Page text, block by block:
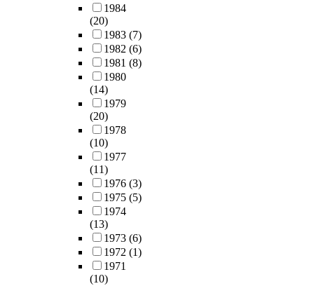
1984
(20)
1983 (7)
1982 (6)
1981 (8)
1980
(14)
1979
(20)
1978
(10)
1977
(11)
1976 (3)
1975 (5)
1974
(13)
1973 (6)
1972 (1)
1971
(10)